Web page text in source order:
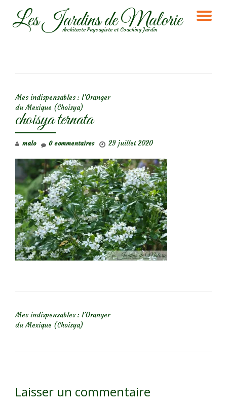
AllerLes Jardins de Malorie
Architecte Paysagiste et Coaching Jardin
Mes indispensables : l’Oranger
du Mexique (Choisya)
choisya ternata
malo 29 juillet 2020
0 commentaires
Mes indispensables : l’Oranger
du Mexique (Choisya)
Laisser un commentaire